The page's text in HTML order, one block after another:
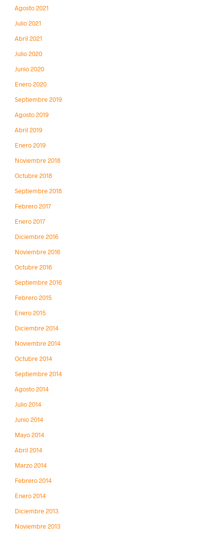
Agosto 2021
Julio 2021
Abril 2021
Julio 2020
Junio 2020
Enero 2020
Septiembre 2019
Agosto 2019
Abril 2019
Enero 2019
Noviembre 2018
Octubre 2018
Septiembre 2018
Febrero 2017
Enero 2017
Diciembre 2016
Noviembre 2016
Octubre 2016
Septiembre 2016
Febrero 2015
Enero 2015
Diciembre 2014
Noviembre 2014
Octubre 2014
Septiembre 2014
Agosto 2014
Julio 2014
Junio 2014
Mayo 2014
Abril 2014
Marzo 2014
Febrero 2014
Enero 2014
Diciembre 2013
Noviembre 2013